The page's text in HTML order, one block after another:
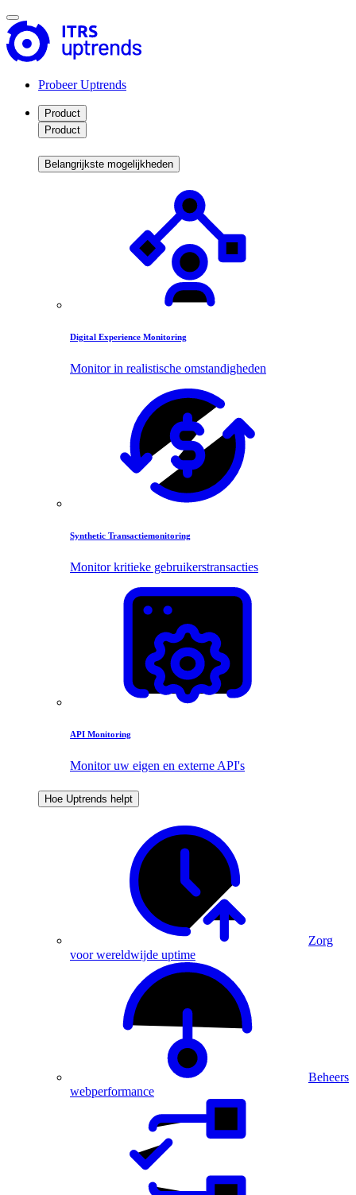
Probeer Uptrends
Product
Product
Belangrijkste mogelijkheden
Digital Experience Monitoring
Monitor in realistische omstandigheden
Synthetic Transactiemonitoring
Monitor kritieke gebruikerstransacties
API Monitoring
Monitor uw eigen en externe API's
Hoe Uptrends helpt
Zorg
voor wereldwijde uptime
Beheers
webperformance